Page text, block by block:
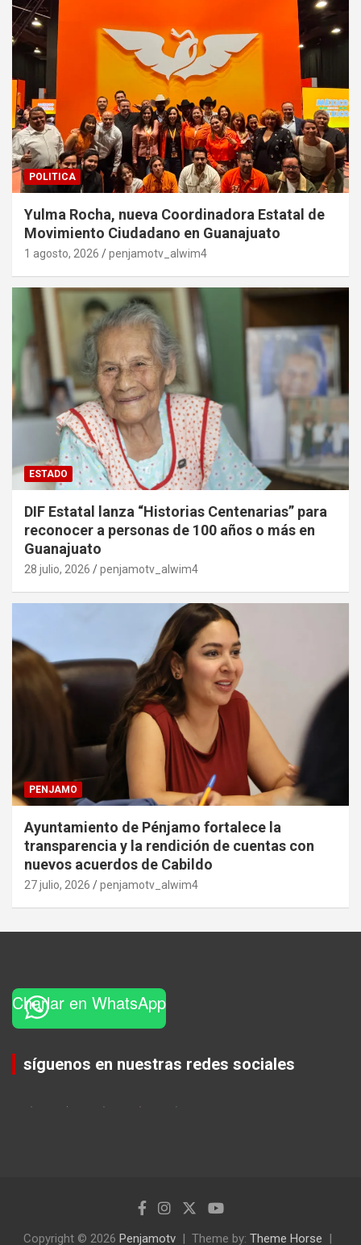
POLITICA
Yulma Rocha, nueva Coordinadora Estatal de
Movimiento Ciudadano en Guanajuato
1 agosto, 2026 penjamotv_alwim4
ESTADO
DIF Estatal lanza “Historias Centenarias” para
reconocer a personas de 100 años o más en
Guanajuato
28 julio, 2026 penjamotv_alwim4
PENJAMO
Ayuntamiento de Pénjamo fortalece la
transparencia y la rendición de cuentas con
nuevos acuerdos de Cabildo
27 julio, 2026 penjamotv_alwim4
Charlar en WhatsApp
síguenos en nuestras redes sociales
Copyright © 2026 Penjamotv Theme by: Theme Horse